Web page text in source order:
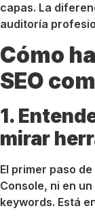
capas. La
auditoría
Cómo
SEO
1.
mirar
El primer paso
Console, ni en
keywords. Está